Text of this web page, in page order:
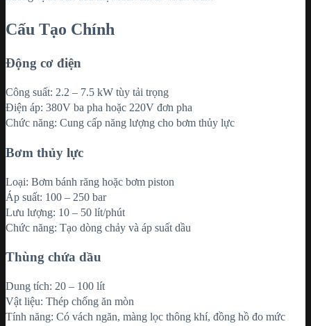
Cấu Tạo Chính
Động cơ điện
Công suất: 2.2 – 7.5 kW tùy tải trọng
Điện áp: 380V ba pha hoặc 220V đơn pha
Chức năng: Cung cấp năng lượng cho bơm thủy lực
Bơm thủy lực
Loại: Bơm bánh răng hoặc bơm piston
Áp suất: 100 – 250 bar
Lưu lượng: 10 – 50 lít/phút
Chức năng: Tạo dòng chảy và áp suất dầu
Thùng chứa dầu
Dung tích: 20 – 100 lít
Vật liệu: Thép chống ăn mòn
Tính năng: Có vách ngăn, màng lọc thông khí, đồng hồ đo mức